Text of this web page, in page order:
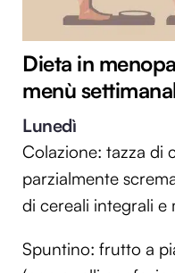
Dieta in
menù
Lunedì
Colazione: tazza di
parzialmente
di cereali integrali
Spuntino: frutto a